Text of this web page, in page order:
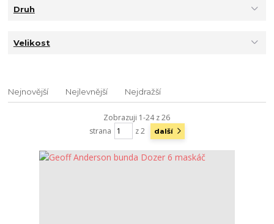
Druh
Velikost
Nejnovější Nejlevnější Nejdražší
Zobrazuji 1-24 z 26
strana
z 2 další